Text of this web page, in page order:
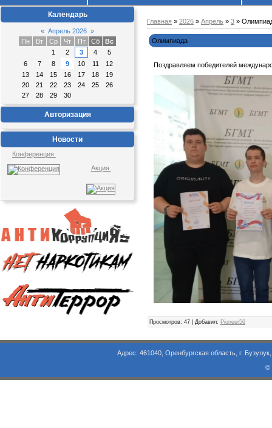
Календарь
« Апрель 2026 »
Пн
Вт Ср Чт Пт Сб
Вс
1
2 3 4
5
6
7 8 9 10 11
12
13
14 15 16 17 18
19
20
21 22 23 24 25
26
27
28 29 30
Авторизация
Новости
Конференция
Акция
Главная » 2026 » Апрель » 3 »
Олимпиада
Поздравляем победителей
Просмотров: 47 | Добавил: Pioneer56
Адрес: 461040, Оренбургская область, г. Бузулук, ул.
©